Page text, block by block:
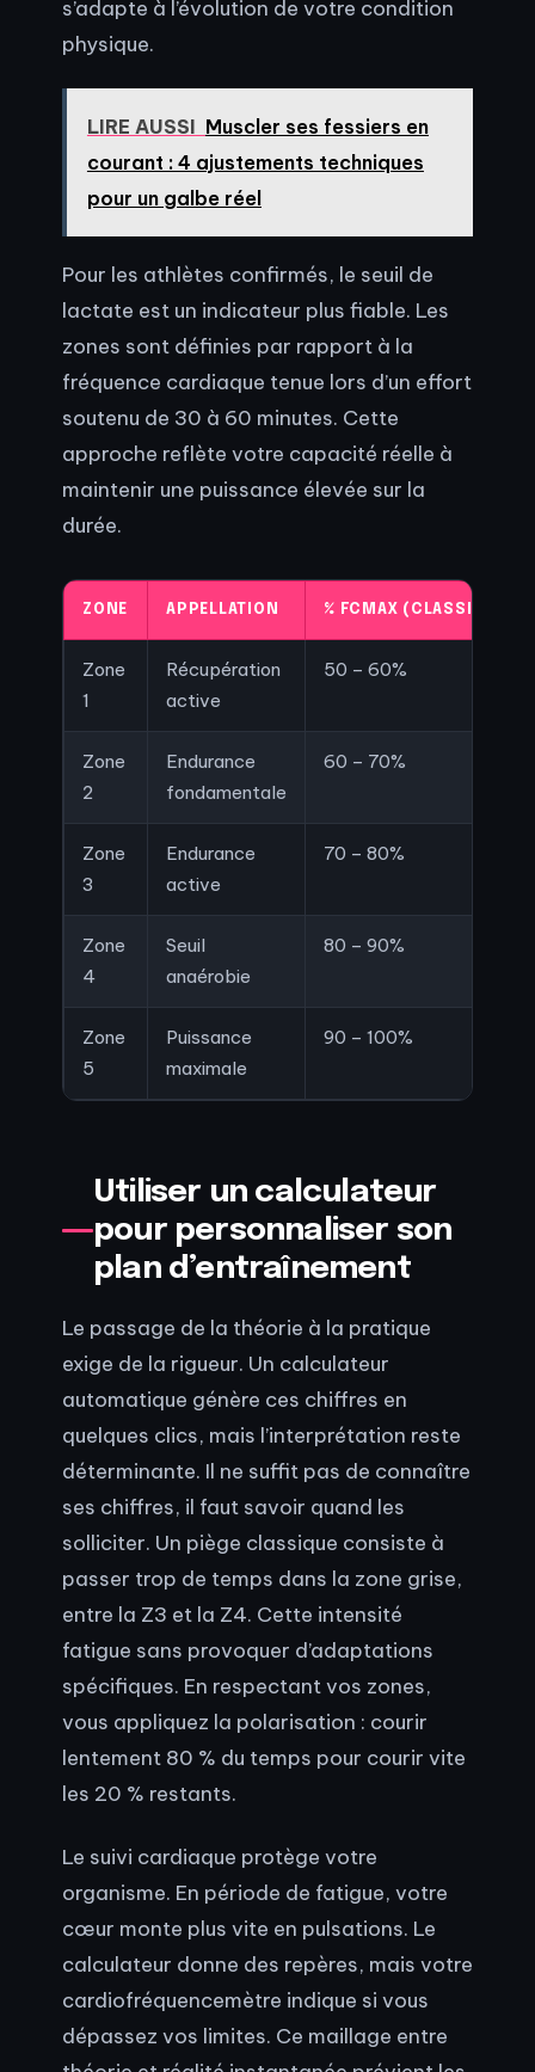
s’adapte à l’évolution de votre condition
physique.
LIRE AUSSI Muscler ses fessiers en
courant : 4 ajustements techniques
pour un galbe réel
Pour les athlètes confirmés, le seuil de
lactate est un indicateur plus fiable. Les
zones sont définies par rapport à la
fréquence cardiaque tenue lors d’un effort
soutenu de 30 à 60 minutes. Cette
approche reflète votre capacité réelle à
maintenir une puissance élevée sur la
durée.
ZONE APPELLATION % FCMAX (CLASSIQUE)
Zone
1
Récupération
active
50 – 60%
Zone
2
Endurance
fondamentale
60 – 70%
Zone
3
Endurance
active
70 – 80%
Zone
4
Seuil
anaérobie
80 – 90%
Zone
5
Puissance
maximale
90 – 100%
Utiliser un calculateur
pour personnaliser son
plan d’entraînement
Le passage de la théorie à la pratique
exige de la rigueur. Un calculateur
automatique génère ces chiffres en
quelques clics, mais l’interprétation reste
déterminante. Il ne suffit pas de connaître
ses chiffres, il faut savoir quand les
solliciter. Un piège classique consiste à
passer trop de temps dans la zone grise,
entre la Z3 et la Z4. Cette intensité
fatigue sans provoquer d’adaptations
spécifiques. En respectant vos zones,
vous appliquez la polarisation : courir
lentement 80 % du temps pour courir vite
les 20 % restants.
Le suivi cardiaque protège votre
organisme. En période de fatigue, votre
cœur monte plus vite en pulsations. Le
calculateur donne des repères, mais votre
cardiofréquencemètre indique si vous
dépassez vos limites. Ce maillage entre